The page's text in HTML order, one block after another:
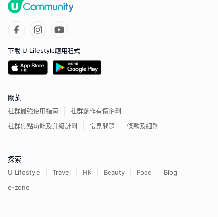
下載 U Lifestyle應用程式
關於
社群最強使用指南
社群創作有價企劃
社群焦點功能及升級計劃
常見問題 條款及細則
探索
U Lifestyle Travel HK Beauty Food
Blog
e-zone